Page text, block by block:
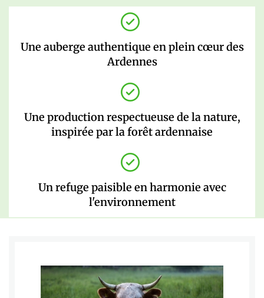
Une auberge authentique en plein cœur des
Ardennes
Une production respectueuse de la nature,
inspirée par la forêt ardennaise
Un refuge paisible en harmonie avec
l'environnement